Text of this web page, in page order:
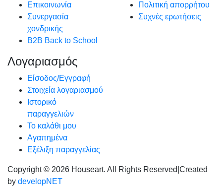
Επικοινωνία
Συνεργασία
χονδρικής
B2B Back to School
Πολιτική απορρήτου
Συχνές ερωτήσεις
Λογαριασμός
Είσοδος/Εγγραφή
Στοιχεία λογαριασμού
Ιστορικό
παραγγελιών
Το καλάθι μου
Αγαπημένα
Εξέλιξη παραγγελίας
Copyright © 2026 Houseart. All Rights Reserved Created
by developNET